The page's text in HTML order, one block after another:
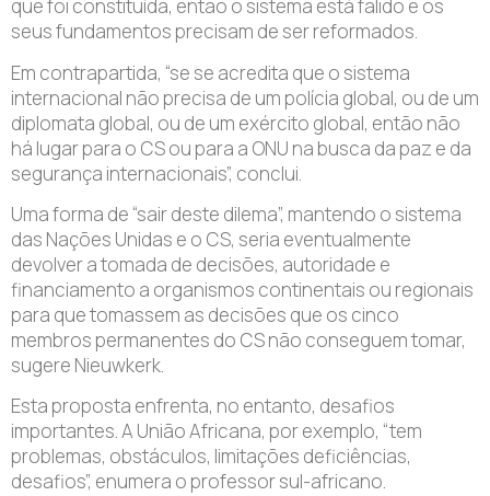
que foi constituída, então o sistema está falido e os
seus fundamentos precisam de ser reformados.
Em contrapartida, “se se acredita que o sistema
internacional não precisa de um polícia global, ou de um
diplomata global, ou de um exército global, então não
há lugar para o CS ou para a ONU na busca da paz e da
segurança internacionais”, conclui.
Uma forma de “sair deste dilema”, mantendo o sistema
das Nações Unidas e o CS, seria eventualmente
devolver a tomada de decisões, autoridade e
financiamento a organismos continentais ou regionais
para que tomassem as decisões que os cinco
membros permanentes do CS não conseguem tomar,
sugere Nieuwkerk.
Esta proposta enfrenta, no entanto, desafios
importantes. A União Africana, por exemplo, “tem
problemas, obstáculos, limitações deficiências,
desafios”, enumera o professor sul-africano.